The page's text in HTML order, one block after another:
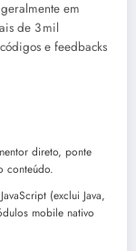
em
de 3 mil
e feedbacks
direto, ponte
conteúdo.
(exclui Java,
mobile nativo